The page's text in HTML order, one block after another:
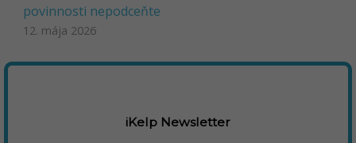
povinnosti nepodceňte
12. mája 2026
iKelp Newsletter